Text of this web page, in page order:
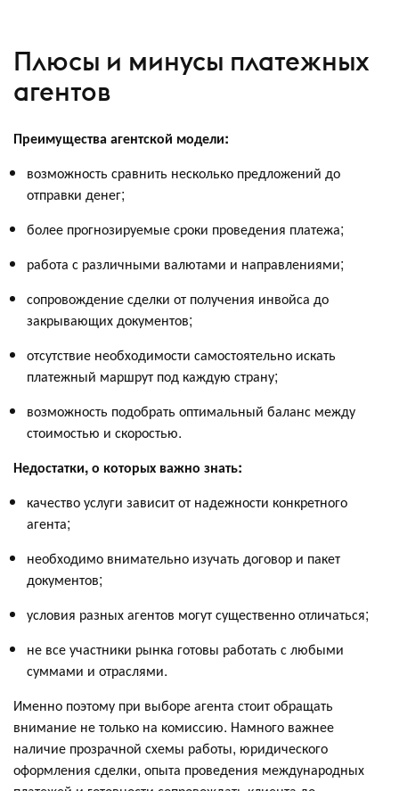
Плюсы и минусы платежных
агентов
Преимущества агентской модели:
возможность сравнить несколько предложений до
отправки денег;
более прогнозируемые сроки проведения платежа;
работа с различными валютами и направлениями;
сопровождение сделки от получения инвойса до
закрывающих документов;
отсутствие необходимости самостоятельно искать
платежный маршрут под каждую страну;
возможность подобрать оптимальный баланс между
стоимостью и скоростью.
Недостатки, о которых важно знать:
качество услуги зависит от надежности конкретного
агента;
необходимо внимательно изучать договор и пакет
документов;
условия разных агентов могут существенно отличаться;
не все участники рынка готовы работать с любыми
суммами и отраслями.
Именно поэтому при выборе агента стоит обращать
внимание не только на комиссию. Намного важнее
наличие прозрачной схемы работы, юридического
оформления сделки, опыта проведения международных